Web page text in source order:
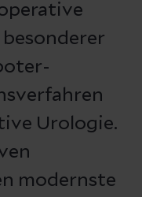
Urologie.
modernste